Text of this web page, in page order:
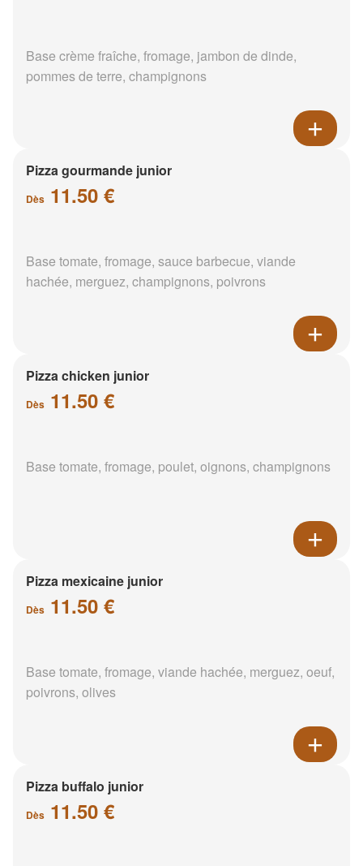
Base crème fraîche, fromage, jambon de dinde,
pommes de terre, champignons
Pizza gourmande junior
Dès 11.50 €
Base tomate, fromage, sauce barbecue, viande
hachée, merguez, champignons, poivrons
Pizza chicken junior
Dès 11.50 €
Base tomate, fromage, poulet, oignons, champignons
Pizza mexicaine junior
Dès 11.50 €
Base tomate, fromage, viande hachée, merguez, oeuf,
poivrons, olives
Pizza buffalo junior
Dès 11.50 €